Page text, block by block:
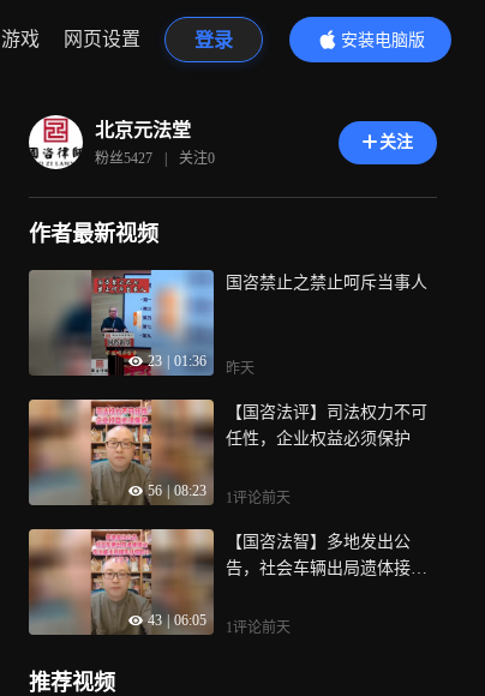
游戏 网页设置 登录
安装电脑版
内容更精彩
北京元法堂
粉丝5427 | 关注0
关注
作者最新视频
23 01:36
国咨禁止之禁止呵斥当事人
昨天
56 08:23
【国咨法评】司法权力不可
任性，企业权益必须保护
1评论前天
43 06:05
【国咨法智】多地发出公
告，社会车辆出局遗体接
吗？
1评论前天
推荐视频